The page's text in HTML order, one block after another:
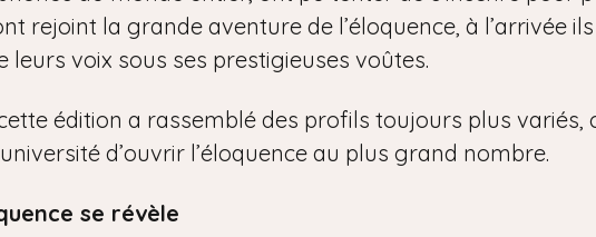
rejoint la grande aventure de l’éloquence, à l’arrivée
voix sous ses prestigieuses voûtes.
édition a rassemblé des profils toujours plus
d’ouvrir l’éloquence au plus grand nombre.
se révèle